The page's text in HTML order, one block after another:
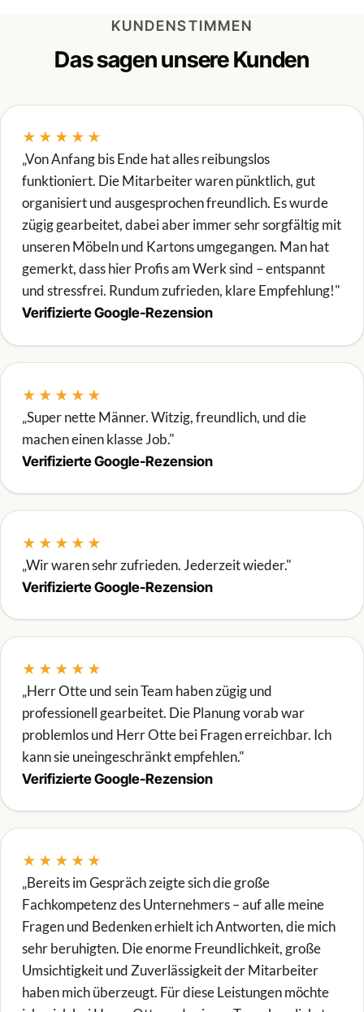
KUNDENSTIMMEN
Das sagen unsere Kunden
★★★★★
„Von Anfang bis Ende hat alles reibungslos
funktioniert. Die Mitarbeiter waren pünktlich, gut
organisiert und ausgesprochen freundlich. Es wurde
zügig gearbeitet, dabei aber immer sehr sorgfältig mit
unseren Möbeln und Kartons umgegangen. Man hat
gemerkt, dass hier Profis am Werk sind – entspannt
und stressfrei. Rundum zufrieden, klare Empfehlung!"
Verifizierte Google-Rezension
★★★★★
„Super nette Männer. Witzig, freundlich, und die
machen einen klasse Job."
Verifizierte Google-Rezension
★★★★★
„Wir waren sehr zufrieden. Jederzeit wieder."
Verifizierte Google-Rezension
★★★★★
„Herr Otte und sein Team haben zügig und
professionell gearbeitet. Die Planung vorab war
problemlos und Herr Otte bei Fragen erreichbar. Ich
kann sie uneingeschränkt empfehlen."
Verifizierte Google-Rezension
★★★★★
„Bereits im Gespräch zeigte sich die große
Fachkompetenz des Unternehmers – auf alle meine
Fragen und Bedenken erhielt ich Antworten, die mich
sehr beruhigten. Die enorme Freundlichkeit, große
Umsichtigkeit und Zuverlässigkeit der Mitarbeiter
haben mich überzeugt. Für diese Leistungen möchte